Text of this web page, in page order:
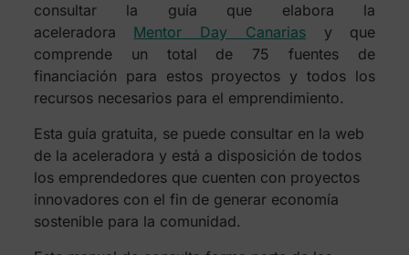
consultar la guía que elabora la
aceleradora Mentor Day Canariasy que
comprende un total de 75 fuentes de
financiación para estos proyectos y todos los
recursos necesarios para el emprendimiento.
Esta guía gratuita, se puede consultar en la web
de la aceleradora y está a disposición de todos
los emprendedores que cuenten con proyectos
innovadores con el fin de generar economía
sostenible para la comunidad.